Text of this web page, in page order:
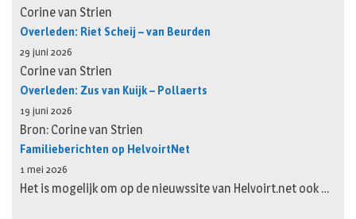
Corine van Strien
Overleden: Riet Scheij – van Beurden
29 juni 2026
Corine van Strien
Overleden: Zus van Kuijk – Pollaerts
19 juni 2026
Bron: Corine van Strien
Familieberichten op HelvoirtNet
1 mei 2026
Het is mogelijk om op de nieuwssite van Helvoirt.net ook …